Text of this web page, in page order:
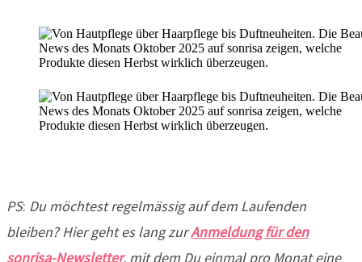
PS: Du möchtest regelmässig auf dem Laufenden
bleiben? Hier geht es lang zurAnmeldung für den
sonrisa-Newsletter, mit dem Du einmal pro Monat eine